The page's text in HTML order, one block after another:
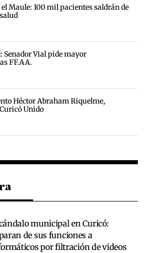
Maule: 100 mil pacientes saldrán de
Senador Vial pide mayor
FF.AA.
Héctor Abraham Riquelme,
Unido
municipal en Curicó:
de sus funciones a
por filtración de videos